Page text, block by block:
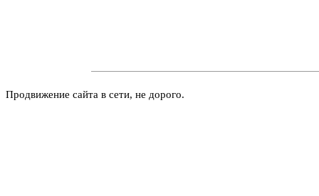
Продвижение сайта в сети, не дорого.